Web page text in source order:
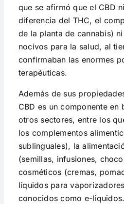
que se afirmó que el CBD
diferencia del THC, el
de la planta de cannabis)
nocivos para la salud, al
confirmaban las enormes
terapéuticas.
Además de sus
CBD es un componente en
otros sectores, entre los
los complementos
sublinguales), la
(semillas, infusiones,
cosméticos (cremas,
líquidos para
conocidos como e-líquidos.